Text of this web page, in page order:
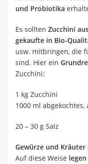
und Probiotika
Es sollten Zucchini
gekaufte in Bio-
usw. mitbringen, die
sind. Hier ein
Zucchini:
1 kg Zucchini
1000 ml
20 – 30 g Salz
Gewürze und Kräuter
Auf diese Weise